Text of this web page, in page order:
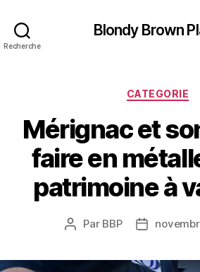
Recherche
Blondy Brown
CATEGORIE
Mérignac et
faire en
patrimoine à
Auteur
Par BBP
Date